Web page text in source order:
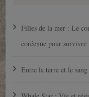
Filles de la mer : Le
coréenne pour survivre
Entre la terre et le